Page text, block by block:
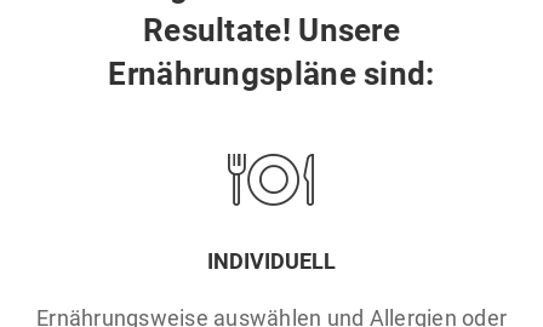
Resultate! Unsere
Ernährungspläne sind:
INDIVIDUELL
Ernährungsweise auswählen und Allergien oder